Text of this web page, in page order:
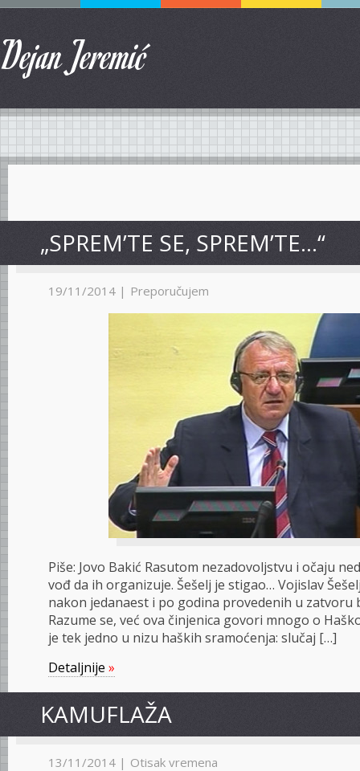
Dejan Jeremić
„SPREM’TE SE, SPREM’TE…“
19/11/2014 | Preporučujem
Piše: Jovo Bakić Rasutom nezadovoljstvu i očaju
vođ da ih organizuje. Šešelj je stigao… Vojislav
nakon jedanaest i po godina provedenih u zatvoru
Razume se, već ova činjenica govori mnogo o
je tek jedno u nizu haških sramoćenja: slučaj […]
Detaljnije »
KAMUFLAŽA
13/11/2014 | Otisak vremena